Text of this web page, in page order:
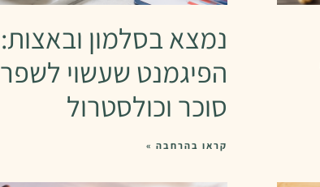
נמצא בסלמון ובאצות:
הפיגמנט שעשוי לשפר
סוכר וכולסטרול
קראו בהרחבה »